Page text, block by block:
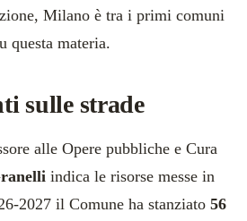
Milano è tra i primi comuni
questa materia.
sulle strade
alle Opere pubbliche e Cura
indica le risorse messe in
2027 il Comune ha stanziato 56